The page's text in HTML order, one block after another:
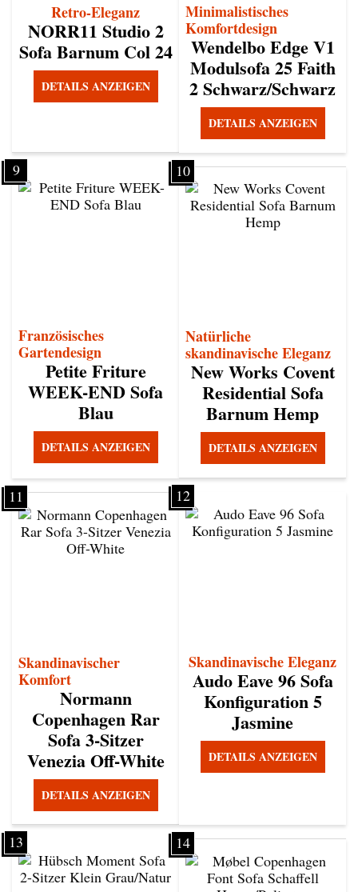
Retro-Eleganz
NORR11 Studio 2
Sofa Barnum Col 24
DETAILS ANZEIGEN
Minimalistisches
Komfortdesign
Wendelbo Edge V1
Modulsofa 25 Faith
2 Schwarz/Schwarz
DETAILS ANZEIGEN
9
Französisches
Gartendesign
Petite Friture
WEEK-END Sofa
Blau
DETAILS ANZEIGEN
10
Natürliche
skandinavische Eleganz
New Works Covent
Residential Sofa
Barnum Hemp
DETAILS ANZEIGEN
11
Skandinavischer
Komfort
Normann
Copenhagen Rar
Sofa 3-Sitzer
Venezia Off-White
DETAILS ANZEIGEN
12
Skandinavische Eleganz
Audo Eave 96 Sofa
Konfiguration 5
Jasmine
DETAILS ANZEIGEN
13 14